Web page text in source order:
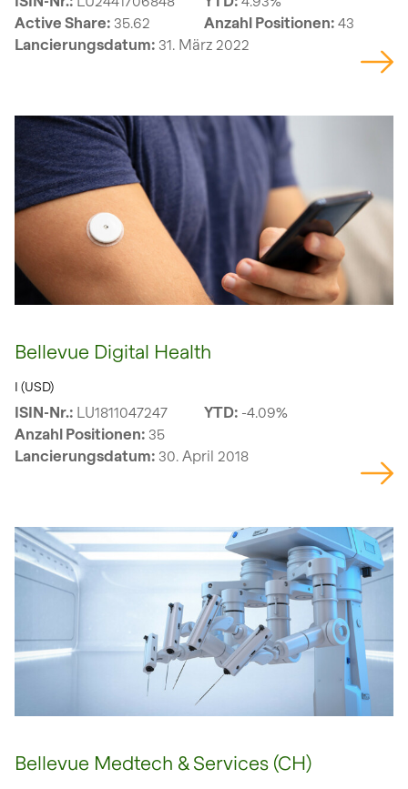
Active Share: 35.62 Anzahl Positionen: 43
Lancierungsdatum: 31. März 2022
Bellevue Digital Health
I (USD)
ISIN-Nr.: LU1811047247 YTD: -4.09%
Anzahl Positionen: 35
Lancierungsdatum: 30. April 2018
Bellevue Medtech & Services (CH)